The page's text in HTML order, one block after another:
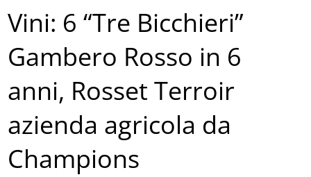
Vini: 6 “Tre Bicchieri”
Gambero Rosso in 6
anni, Rosset Terroir
azienda agricola da
Champions